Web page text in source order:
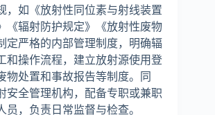
，如《放射性同位素与射线装置
《辐射防护规定》《放射性废物
定严格的内部管理制度，明确辐
和操作流程，建立放射源使用登
物处置和事故报告等制度。同
安全管理机构，配备专职或兼职
员，负责日常监督与检查。